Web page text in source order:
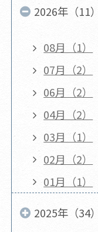
2026年（11）
08月（1）
07月（2）
06月（2）
04月（2）
03月（1）
02月（2）
01月（1）
2025年（34）